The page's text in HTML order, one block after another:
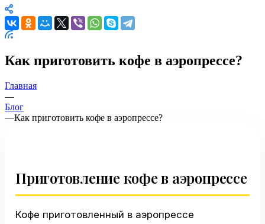
Как приготовить кофе в аэропрессе?
Главная
—
Блог
—Как приготовить кофе в аэропрессе?
Приготовление кофе в аэропрессе
Кофе приготовленный в аэропрессе